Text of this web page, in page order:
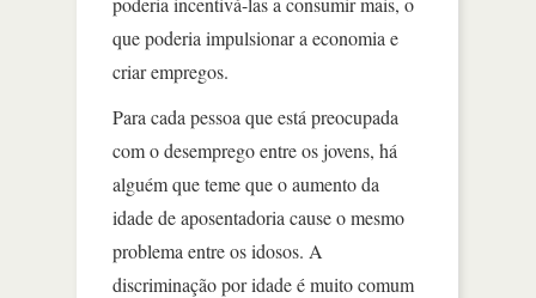
que poderia impulsionar a economia e
criar empregos.
Para cada pessoa que está preocupada
com o desemprego entre os jovens, há
alguém que teme que o aumento da
idade de aposentadoria cause o mesmo
problema entre os idosos. A
discriminação por idade é muito comum